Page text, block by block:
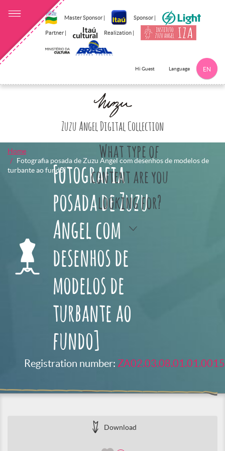
Master Sponsor | Sponsor |
Partner | Realization |
Hi Guest Language EN
Zuzu Angel Digital Collection
What type of
content are you
looking for?
Home
Fotografia posada de Zuzu Angel com desenhos de modelos de
turbante ao fundo]Fotografia
posada de Zuzu
Angel com
desenhos de
modelos de
turbante ao
fundo]
Registration number: ZA02.03.08.01.01.0015
Download